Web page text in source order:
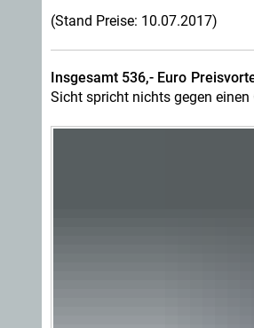
(Stand Preise: 10.07.2017)
Insgesamt 536,- Euro
Sicht spricht nichts gegen